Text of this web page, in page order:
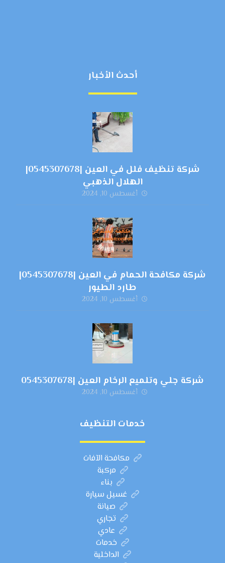
أحدث الأخبار
شركة تنظيف فلل في العين |0545307678|
الهلال الذهبي
أغسطس 10, 2024
شركة مكافحة الحمام في العين |0545307678|
طارد الطيور
أغسطس 10, 2024
شركة جلي وتلميع الرخام العين |0545307678
أغسطس 10, 2024
خدمات التنظيف
مكافحة الآفات
مركبة
بناء
غسيل سيارة
صيانة
تجاري
عادي
خدمات
الداخلية